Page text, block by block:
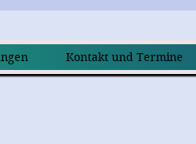
Kontakt und Termine